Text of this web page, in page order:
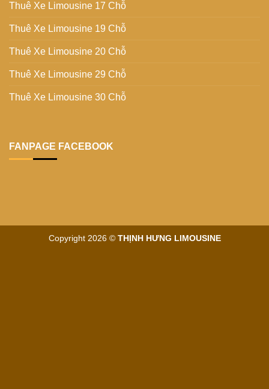
Thuê Xe Limousine 17 Chỗ
Thuê Xe Limousine 19 Chỗ
Thuê Xe Limousine 20 Chỗ
Thuê Xe Limousine 29 Chỗ
Thuê Xe Limousine 30 Chỗ
FANPAGE FACEBOOK
Copyright 2026 © THỊNH HƯNG LIMOUSINE